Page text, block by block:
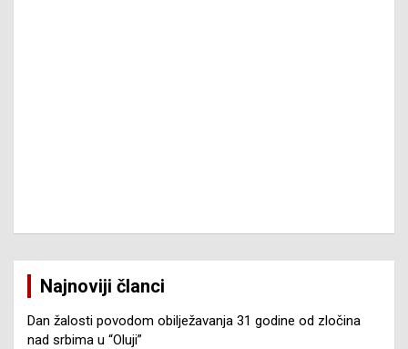
Najnoviji članci
Dan žalosti povodom obilježavanja 31 godine od zločina
nad srbima u “Oluji”